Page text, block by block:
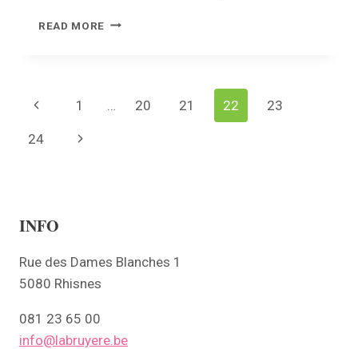
READ MORE RÉDUCTION
VITESSE
Page
navigation
Previous
Page
1 … 20 21 22 23
24
Next
INFO
Rue des Dames Blanches 1
5080 Rhisnes
081 23 65 00
info@labruyere.be